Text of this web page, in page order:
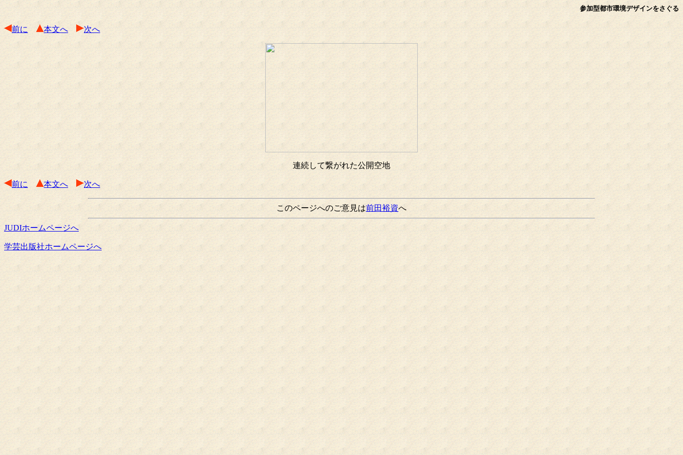
参加型都市環境デザインをさぐる
前に 本文へ 次へ
連続して繋がれた公開空地
前に 本文へ 次へ
このページへのご意見は前田裕資へ
JUDIホームページへ
学芸出版社ホームページへ